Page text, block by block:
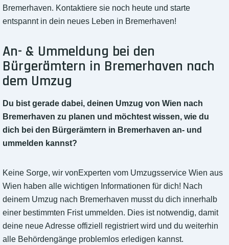
Bremerhaven. Kontaktiere sie noch heute und starte
entspannt in dein neues Leben in Bremerhaven!
An- & Ummeldung bei den
Bürgerämtern in Bremerhaven nach
dem Umzug
Du bist gerade dabei, deinen Umzug von Wien nach
Bremerhaven zu planen und möchtest wissen, wie du
dich bei den Bürgerämtern in Bremerhaven an- und
ummelden kannst?
Keine Sorge, wir vonExperten vom Umzugsservice Wien aus
Wien haben alle wichtigen Informationen für dich! Nach
deinem Umzug nach Bremerhaven musst du dich innerhalb
einer bestimmten Frist ummelden. Dies ist notwendig, damit
deine neue Adresse offiziell registriert wird und du weiterhin
alle Behördengänge problemlos erledigen kannst.